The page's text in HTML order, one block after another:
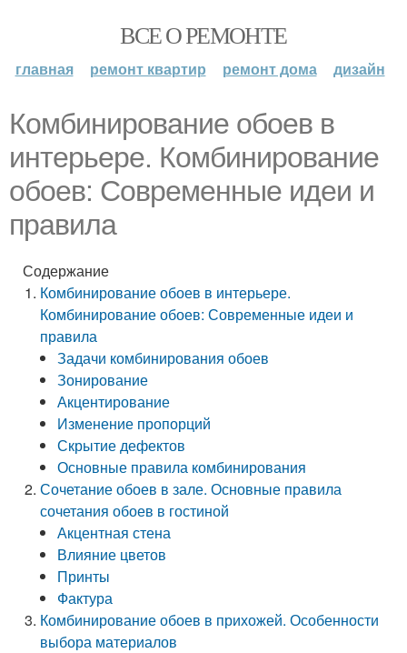
ВСЕ О РЕМОНТЕ
главная ремонт квартир ремонт дома дизайн
Комбинирование обоев в
интерьере. Комбинирование
обоев: Современные идеи и
правила
Содержание
Комбинирование обоев в интерьере.
Комбинирование обоев: Современные идеи и
правила
Задачи комбинирования обоев
Зонирование
Акцентирование
Изменение пропорций
Скрытие дефектов
Основные правила комбинирования
Сочетание обоев в зале. Основные правила
сочетания обоев в гостиной
Акцентная стена
Влияние цветов
Принты
Фактура
Комбинирование обоев в прихожей. Особенности
выбора материалов